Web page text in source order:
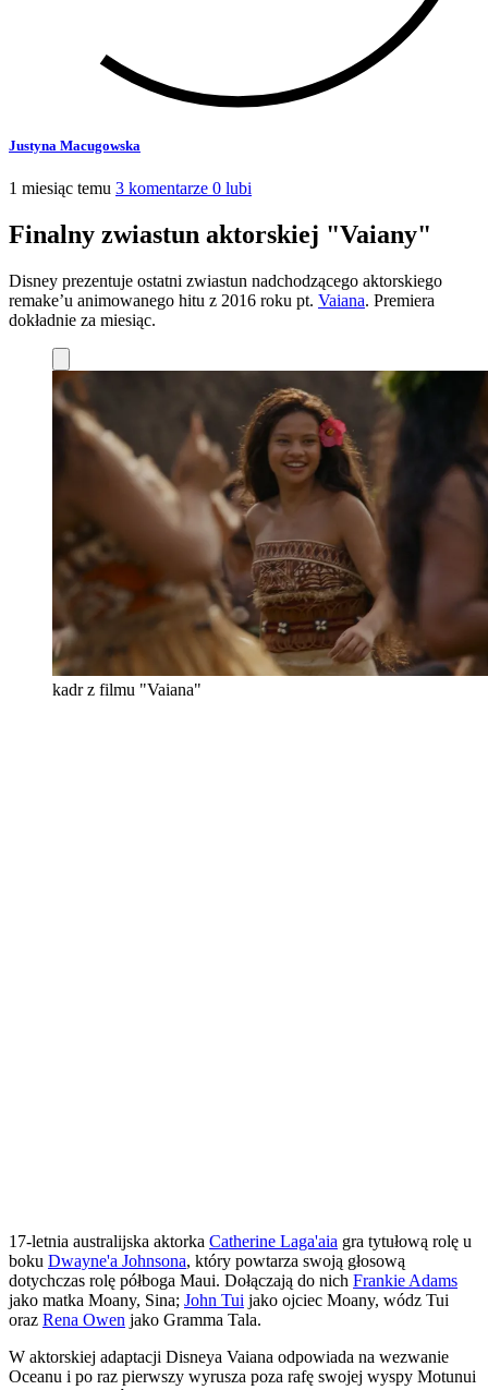
Justyna Macugowska
1 miesiąc temu 3 komentarze 0 lubi
Finalny zwiastun aktorskiej "Vaiany"
Disney prezentuje ostatni zwiastun nadchodzącego aktorskiego
remake’u animowanego hitu z 2016 roku pt. Vaiana. Premiera
dokładnie za miesiąc.
kadr z filmu "Vaiana"
17-letnia australijska aktorka Catherine Laga'aia gra tytułową rolę u
boku Dwayne'a Johnsona, który powtarza swoją głosową
dotychczas rolę półboga Maui. Dołączają do nich Frankie Adams
jako matka Moany, Sina; John Tui jako ojciec Moany, wódz Tui
oraz Rena Owen jako Gramma Tala.
W aktorskiej adaptacji Disneya Vaiana odpowiada na wezwanie
Oceanu i po raz pierwszy wyrusza poza rafę swojej wyspy Motunui